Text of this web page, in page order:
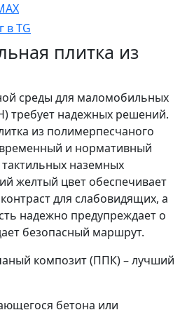
в TG
плитка из
среды для маломобильных
требует надежных решений.
из полимерпесчаного
и нормативный
наземных
желтый цвет обеспечивает
для слабовидящих, а
надежно предупреждает о
безопасный маршрут.
композит (ППК) – лучший
бетона или